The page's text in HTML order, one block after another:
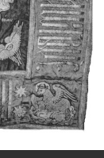
Свято-Троицкий